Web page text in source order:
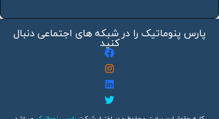
پارس پنوماتیک را در شبکه های اجتماعی دنبال
کنید